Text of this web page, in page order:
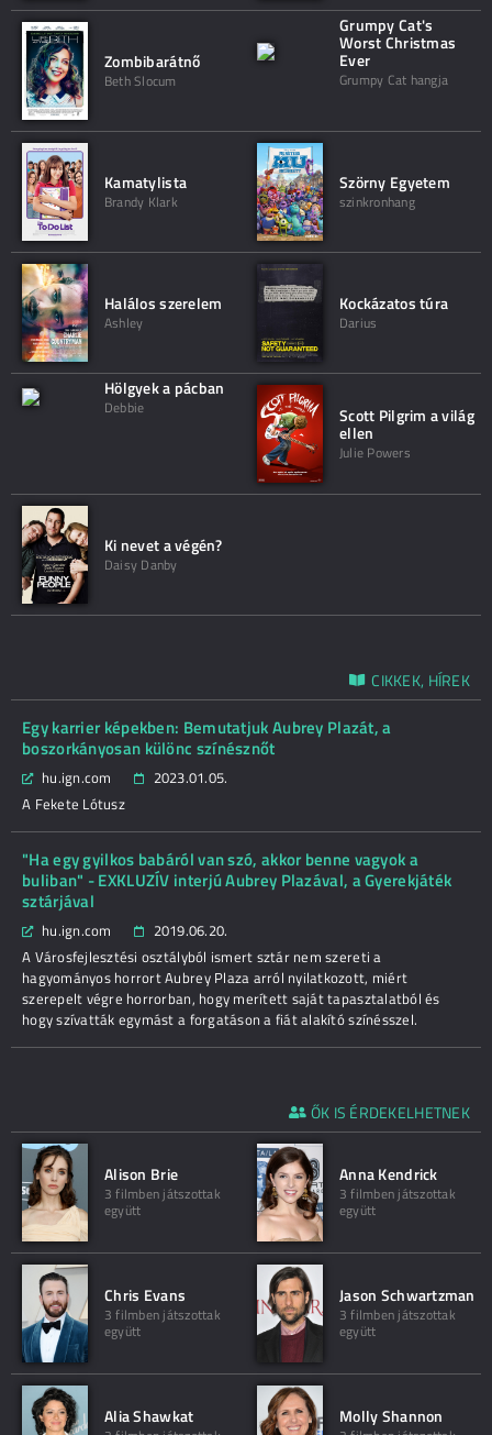
Zombibarátnő
Beth Slocum
Grumpy Cat's
Worst Christmas
Ever
Grumpy Cat hangja
Kamatylista
Brandy Klark
Szörny Egyetem
szinkronhang
Halálos szerelem
Ashley
Kockázatos túra
Darius
Hölgyek a pácban
Debbie Scott Pilgrim a világ
ellen
Julie Powers
Ki nevet a végén?
Daisy Danby
CIKKEK, HÍREK
Egy karrier képekben: Bemutatjuk Aubrey Plazát, a
boszorkányosan különc színésznőt
hu.ign.com
2023.01.05.
A Fekete Lótusz
"Ha egy gyilkos babáról van szó, akkor benne vagyok a
buliban" - EXKLUZÍV interjú Aubrey Plazával, a Gyerekjáték
sztárjával
hu.ign.com
2019.06.20.
A Városfejlesztési osztályból ismert sztár nem szereti a
hagyományos horrort Aubrey Plaza arról nyilatkozott, miért
szerepelt végre horrorban, hogy merített saját tapasztalatból és
hogy szívatták egymást a forgatáson a fiát alakító színésszel.
ŐK IS ÉRDEKELHETNEK
Alison Brie
3 filmben játszottak
együtt
Anna Kendrick
3 filmben játszottak
együtt
Chris Evans
3 filmben játszottak
együtt
Jason Schwartzman
3 filmben játszottak
együtt
Alia Shawkat Molly Shannon